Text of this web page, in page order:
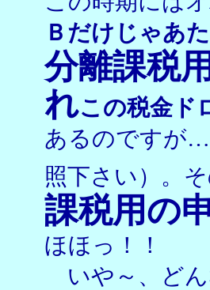
Ｂだけじゃあ
分離課税
れこの税金ド
あるのですが…
照下さい）。
課税用の
ほほっ！！
いや～、どん